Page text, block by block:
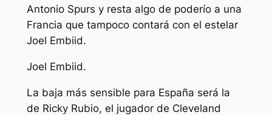
Antonio Spurs y resta algo de poderío a una
Francia que tampoco contará con el estelar
Joel Embiid.
Joel Embiid.
La baja más sensible para España será la
de Ricky Rubio, el jugador de Cleveland